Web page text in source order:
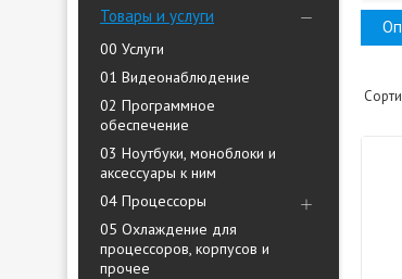
Товары и услуги
00 Услуги
01 Видеонаблюдение
02 Программное
обеспечение
03 Ноутбуки, моноблоки и
аксессуары к ним
04 Процессоры
05 Охлаждение для
процессоров, корпусов и
прочее